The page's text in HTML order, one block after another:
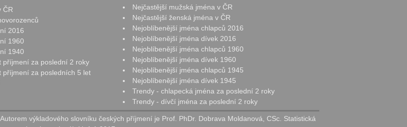
ČR
2016
1960
1940
příjmení za poslední 2 roky
příjmení za posledních 5 let
Nejčastější mužská jména v ČR
Nejčastější ženská jména v ČR
Nejoblíbenější jména chlapců 2016
Nejoblíbenější jména dívek 2016
Nejoblíbenější jména chlapců 1960
Nejoblíbenější jména dívek 1960
Nejoblíbenější jména chlapců 1945
Nejoblíbenější jména dívek 1945
Trendy - chlapecká jména za poslední 2 roky
Trendy - dívčí jména za poslední 2 roky
výkladového slovníku českých příjmení je Prof. PhDr. Dobrava Moldanová, CSc. Statistická